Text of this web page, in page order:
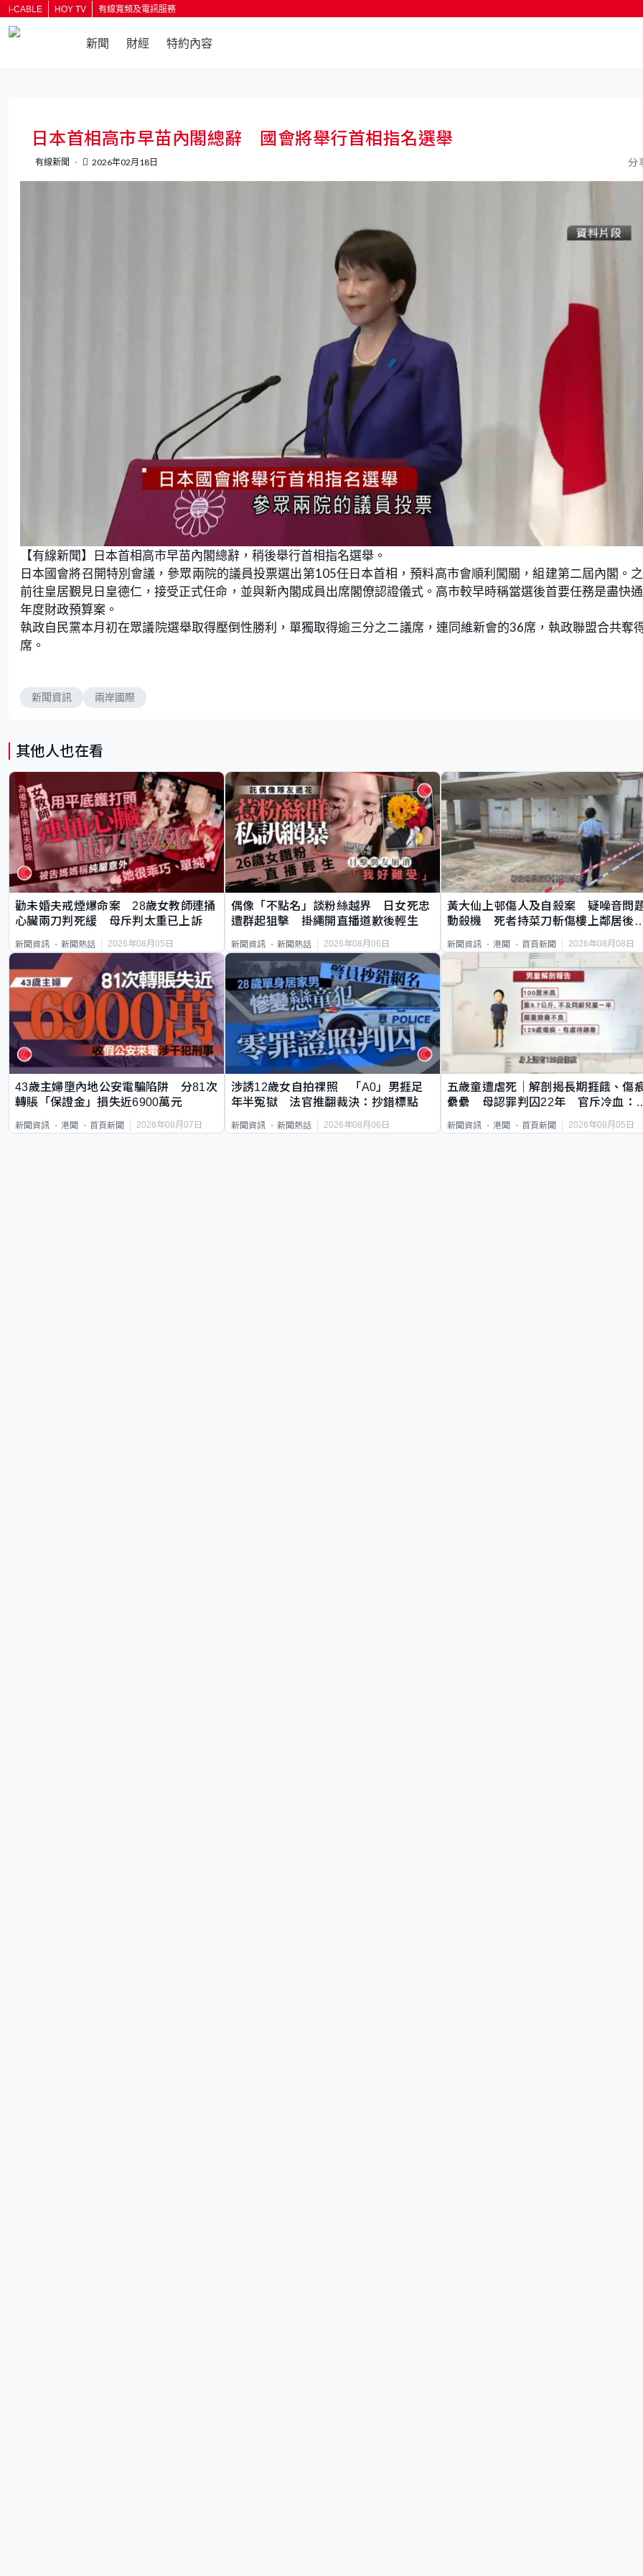
i-CABLE HOY TV 有線寬頻及電訊服務
新聞 財經 特約內容
日本首相高市早苗內閣總辭 國會將舉行首相指名選舉
有線新聞 2026年02月18日 分
【有線新聞】日本首相高市早苗內閣總辭，稍後舉行首相指名選舉。
日本國會將召開特別會議，參眾兩院的議員投票選出第105任日本首相，預料高市會順利闖關，組建第二屆內閣。
前往皇居覲見日皇德仁，接受正式任命，並與新內閣成員出席閣僚認證儀式。高市較早時稱當選後首要任務是盡快
年度財政預算案。
執政自民黨本月初在眾議院選舉取得壓倒性勝利，單獨取得逾三分之二議席，連同維新會的36席，執政聯盟合共奪
席。
新聞資訊 兩岸國際
其他人也在看
勸未婚夫戒煙爆命案 28歲女教師連捅
心臟兩刀判死緩 母斥判太重已上訴
新聞資訊 新聞熱話 2026年08月05日
偶像「不點名」談粉絲越界 日女死忠
遭群起狙擊 掛繩開直播道歉後輕生
新聞資訊 新聞熱話 2026年08月06日
黃大仙上邨傷人及自殺案 疑噪音問
動殺機 死者持菜刀斬傷樓上鄰居後
新聞資訊 港聞 首頁新聞 2026年08月08日
43歲主婦墮內地公安電騙陷阱 分81次
轉賬「保證金」損失近6900萬元
新聞資訊 港聞 首頁新聞 2026年08月07日
涉誘12歲女自拍祼照 「A0」男捱足
年半冤獄 法官推翻裁決：抄錯標點
新聞資訊 新聞熱話 2026年08月06日
五歲童遭虐死｜解剖揭長期捱餓、傷
纍纍 母認罪判囚22年 官斥冷血：
新聞資訊 港聞 首頁新聞 2026年08月05日